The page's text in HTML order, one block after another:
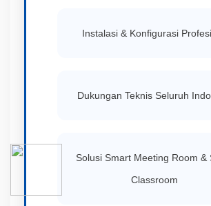
Instalasi & Konfigurasi
Dukungan Teknis Seluruh
Solusi Smart Meeting Room &
Classroom